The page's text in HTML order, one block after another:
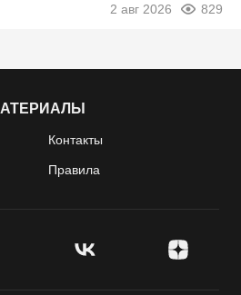
2 авг 2026 829
Контакты
Правила